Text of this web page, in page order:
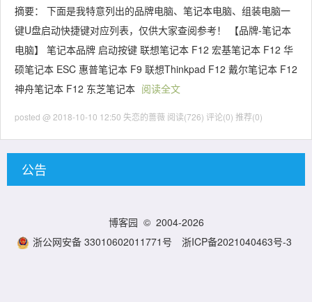
摘要： 下面是我特意列出的品牌电脑、笔记本电脑、组装电脑一
键U盘启动快捷键对应列表，仅供大家查阅参考！ 【品牌-笔记本
电脑】 笔记本品牌 启动按键 联想笔记本 F12 宏基笔记本 F12 华
硕笔记本 ESC 惠普笔记本 F9 联想Thinkpad F12 戴尔笔记本 F12
神舟笔记本 F12 东芝笔记本 阅读全文
posted @ 2018-10-10 12:50 失恋的蔷薇 阅读(726) 评论(0) 推荐(0)
公告
博客园 © 2004-2026
浙公网安备 33010602011771号
浙ICP备2021040463号-3